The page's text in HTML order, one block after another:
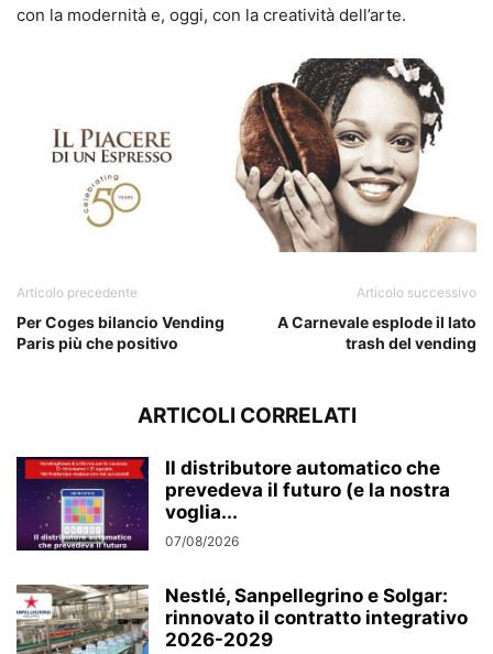
con la modernità e, oggi, con la creatività dell’arte.
Articolo precedente
Per Coges bilancio Vending
Paris più che positivo
Articolo successivo
A Carnevale esplode il lato
trash del vending
ARTICOLI CORRELATI
Il distributore automatico che
prevedeva il futuro (e la nostra
voglia...
07/08/2026
Nestlé, Sanpellegrino e Solgar:
rinnovato il contratto integrativo
2026-2029